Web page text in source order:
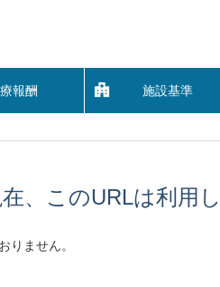
報酬 施設基準
、このURLは利用
りません。